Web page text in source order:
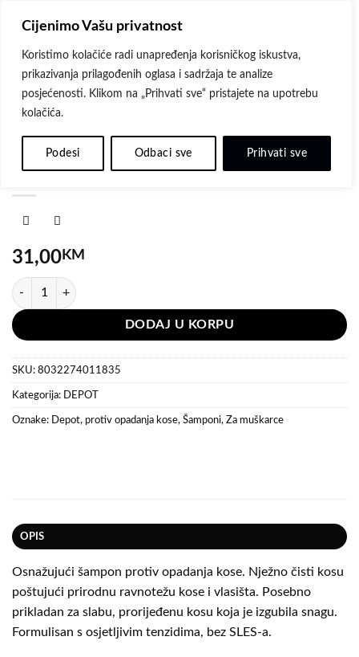
Cijenimo Vašu privatnost
Koristimo kolačiće radi unapređenja korisničkog iskustva,
prikazivanja prilagođenih oglasa i sadržaja te analize
posjećenosti. Klikom na „Prihvati sve“ pristajete na upotrebu
kolačića.
Podesi Odbaci sve Prihvati sve
content
Dodaj
listu
Depot 105 Invigorating 250ml- šampon za
jačanje kose
31,00KM
Depot 105 Invigorating 250ml- šampon za jačanje kose količina
DODAJ U KORPU
SKU: 8032274011835
Kategorija: DEPOT
Oznake: Depot, protiv opadanja kose, Šamponi, Za muškarce
OPIS
Osnažujući šampon protiv opadanja kose. Nježno čisti kosu
poštujući prirodnu ravnotežu kose i vlasišta. Posebno
prikladan za slabu, prorijeđenu kosu koja je izgubila snagu.
Formulisan s osjetljivim tenzidima, bez SLES-a.